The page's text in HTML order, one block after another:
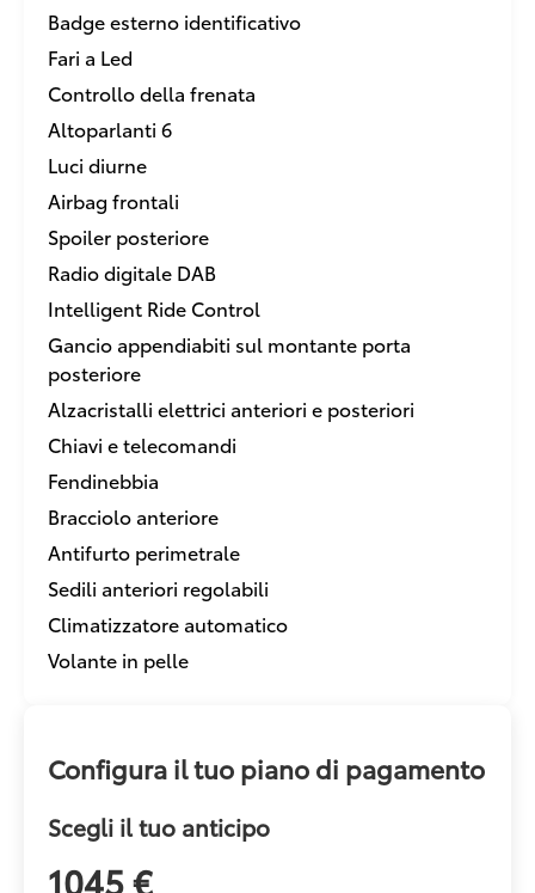
Badge esterno identificativo
Fari a Led
Controllo della frenata
Altoparlanti 6
Luci diurne
Airbag frontali
Spoiler posteriore
Radio digitale DAB
Intelligent Ride Control
Gancio appendiabiti sul montante porta
posteriore
Alzacristalli elettrici anteriori e posteriori
Chiavi e telecomandi
Fendinebbia
Bracciolo anteriore
Antifurto perimetrale
Sedili anteriori regolabili
Climatizzatore automatico
Volante in pelle
Configura il tuo piano di pagamento
Scegli il tuo anticipo
1045 €